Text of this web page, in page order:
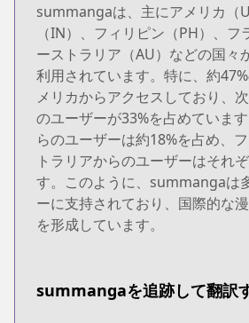
summangaは、主にアメリカ（
（IN）、フィリピン（PH）、フ
ーストラリア（AU）などの国々
利用されています。特に、約
メリカからアクセスしており、
のユーザーが33%を占めていま
らのユーザーは約18%を占め、
トラリアからのユーザーはそれ
す。このように、summangaは
ーに支持されており、国際的な
を形成しています。
summangaを追跡して翻訳